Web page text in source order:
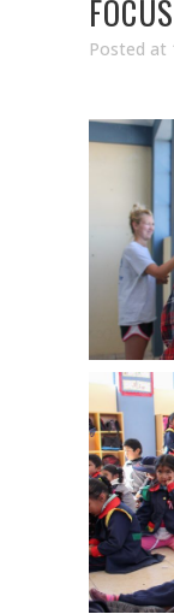
FOCUS
Posted at